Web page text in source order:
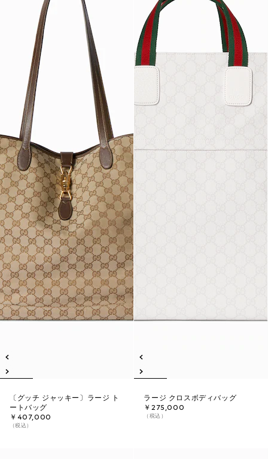
〔グッチ ジャッキー〕ラージ ト
ートバッグ
￥407,000
（税込）
ラージ クロスボディバッグ
￥275,000
（税込）